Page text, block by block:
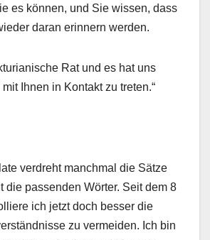
es können, und Sie wissen, dass
daran erinnern werden.
Rat und es hat uns
Ihnen in Kontakt zu treten.“
verdreht manchmal die Sätze
die passenden Wörter. Seit dem 8
ich jetzt doch besser die
zu vermeiden. Ich bin